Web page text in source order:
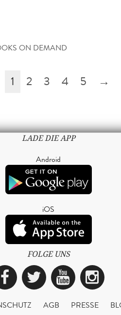
ON DEMAND
1 2 3 4 5 →
LADE DIE APP
Android
iOS
FOLGE UNS
Facebook
Twitter
AGB PRESSE